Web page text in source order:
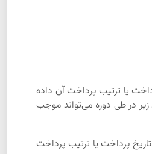
که مالیات آن پرداخت یا ترتیب پرداخت آن داده
زیر در طی دوره می‌تواند موجب
پرداخت یا ترتیب پرداخت